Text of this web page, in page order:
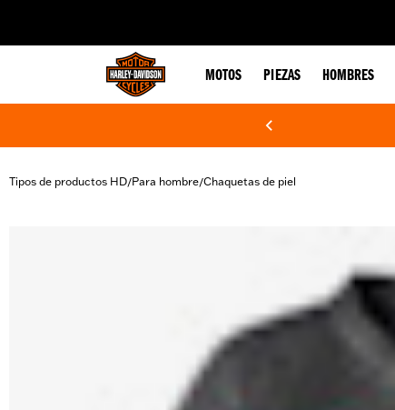
MOTOS PIEZAS HOMBRES
Tipos de productos HD/Para hombre/Chaquetas de piel